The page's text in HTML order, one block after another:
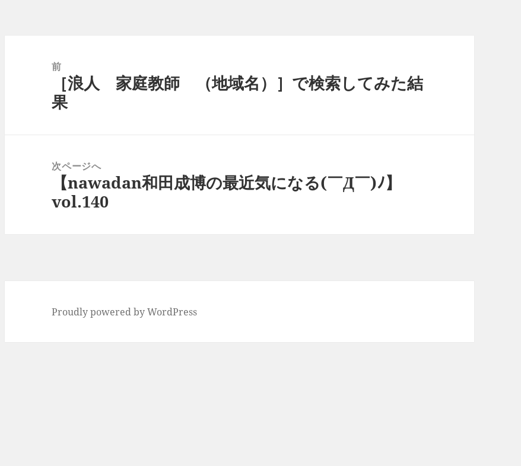
前
前
の
［浪人 家庭教師 （地域名）］で検索してみた結
果
次ページへ
の
【nawadan和田成博の最近気になる(￣Д￣)ﾉ】
vol.140
Proudly powered by WordPress